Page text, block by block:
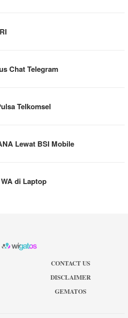
Chat Telegram
Telkomsel
Lewat BSI Mobile
di Laptop
CONTACT US
DISCLAIMER
GEMATOS